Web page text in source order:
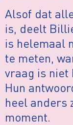
Alsof dat
is, deelt
is helemaal
te meten,
vraag is niet
Hun
heel anders
moment.